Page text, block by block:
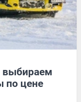
выбираем
по цене